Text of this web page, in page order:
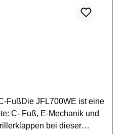
FußDie JFL700WE ist eine
C- Fuß, E-Mechanik und
bei dieser